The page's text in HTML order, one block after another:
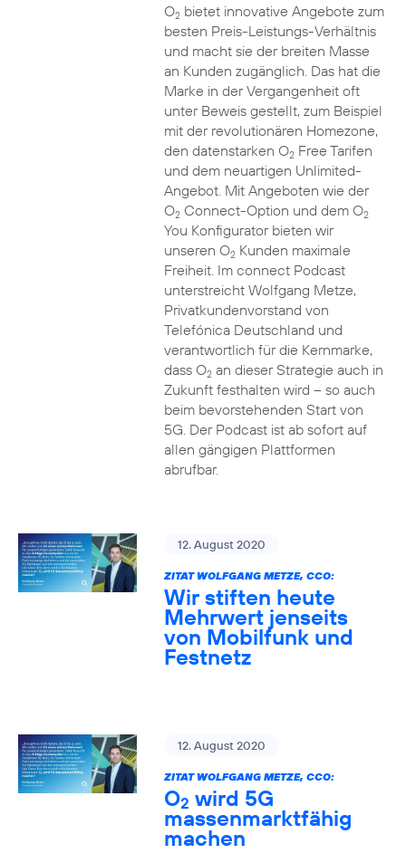
O2bietet innovative Angebote zum
besten Preis-Leistungs-Verhältnis
und macht sie der breiten Masse
an Kunden zugänglich. Das hat die
Marke in der Vergangenheit oft
unter Beweis gestellt, zum Beispiel
mit der revolutionären Homezone,
den datenstarken O2Free Tarifen
und dem neuartigen Unlimited-
Angebot. Mit Angeboten wie der
O2Connect-Option und dem O2
You Konfigurator bieten wir
unseren O2Kunden maximale
Freiheit. Im connect Podcast
unterstreicht Wolfgang Metze,
Privatkundenvorstand von
Telefónica Deutschland und
verantwortlich für die Kernmarke,
dass O2an dieser Strategie auch in
Zukunft festhalten wird – so auch
beim bevorstehenden Start von
5G. Der Podcast ist ab sofort auf
allen gängigen Plattformen
abrufbar.
12. August 2020
ZITAT WOLFGANG METZE, CCO:
Wir stiften heute
Mehrwert jenseits
von Mobilfunk und
Festnetz
12. August 2020
ZITAT WOLFGANG METZE, CCO:
O2 wird 5G
massenmarktfähig
machen